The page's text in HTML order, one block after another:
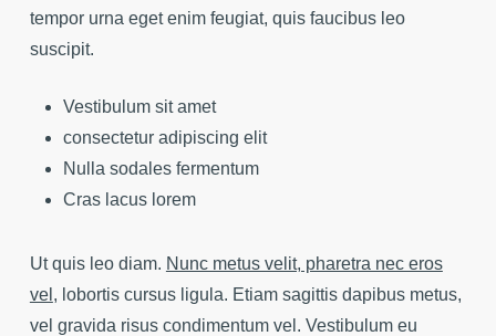
tempor urna eget enim feugiat, quis faucibus leo
suscipit.
Vestibulum sit amet
consectetur adipiscing elit
Nulla sodales fermentum
Cras lacus lorem
Ut quis leo diam. Nunc metus velit, pharetra nec eros
vel , lobortis cursus ligula. Etiam sagittis dapibus metus,
vel gravida risus condimentum vel. Vestibulum eu